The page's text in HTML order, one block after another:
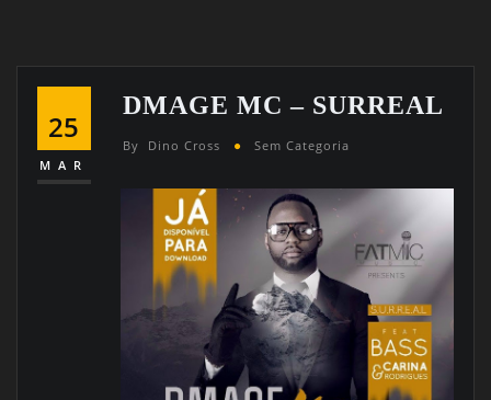
25
MAR
DMAGE MC – SURREAL
By Dino Cross Sem Categoria